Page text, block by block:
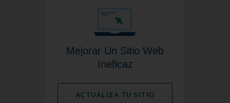
Mejorar Un Sitio Web
Ineficaz
ACTUALIZA TU SITIO